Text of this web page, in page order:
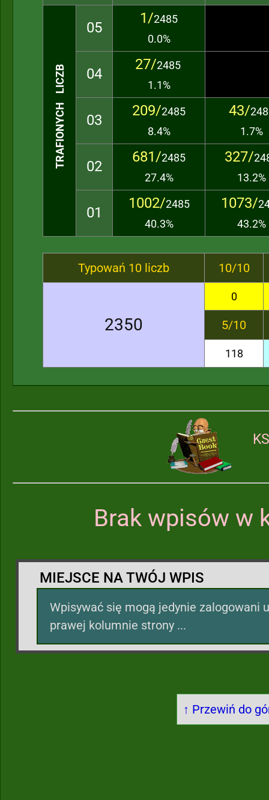
TRAFIONYCH LICZB
05
1/2485
0.0%
04
27/2485
1.1%
03
209/2485
8.4%
43/
1.7%
02
681/2485
27.4%
327/
13.2%
01
1002/2485
40.3%
1073/
43.2%
Typowań 10 liczb 10/10
2350
0
5/10
118
Brak wpisów w
MIEJSCE NA TWÓJ WPIS
Wpisywać się mogą jedynie zalogowani
prawej kolumnie strony ...
↑ Przewiń do